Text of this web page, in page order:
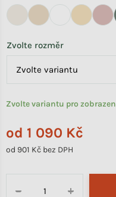
od 1 090 Kč
od 901 Kč bez DPH
Zvolte variantu pro
Zvolte rozměr
+
−